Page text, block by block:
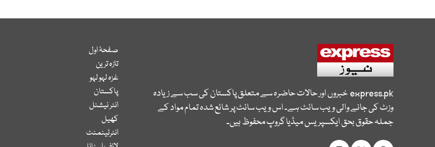
express.pkخبروں اور حالات حاضرہ سے متعلق پاکستان کی سب سے زیادہ
وزٹ کی جانے والی ویب سائٹ ہے۔ اس ویب سائٹ پر شائع شدہ تمام مواد کے
جملہ حقوق بحق ایکسپریس میڈیا گروپ محفوظ ہیں۔
صفحۂ اول
تازہ ترین
غزہ لہو لہو
پاکستان
انٹر نیشنل
کھیل
انٹرٹینمنٹ